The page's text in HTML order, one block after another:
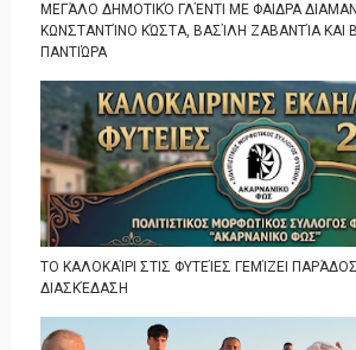
ΜΕΓΆΛΟ ΔΗΜΟΤΙΚΌ ΓΛΈΝΤΙ ΜΕ ΦΑΙΔΡΑ
ΚΩΝΣΤΑΝΤΊΝΟ ΚΏΣΤΑ, ΒΑΣΊΛΗ ΖΑΒΑΝΤΊΑ ΚΑΙ
ΠΑΝΤΙΏΡΑ
ΤΟ ΚΑΛΟΚΑΊΡΙ ΣΤΙΣ ΦΥΤΕΊΕΣ ΓΕΜΊΖΕΙ
ΔΙΑΣΚΈΔΑΣΗ